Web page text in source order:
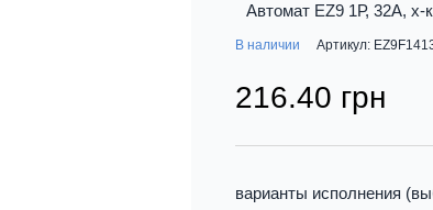
Автомат EZ9 1Р, 32А, х-
В наличии Артикул:
216.40 грн
варианты исполнения